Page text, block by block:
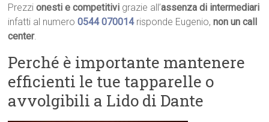
Prezzionesti e competitivi grazie all’assenza di intermediari
infatti al numero0544 070014 risponde Eugenio,non un call
center.
Perché è importante mantenere
efficienti le tue tapparelle o
avvolgibili a Lido di Dante